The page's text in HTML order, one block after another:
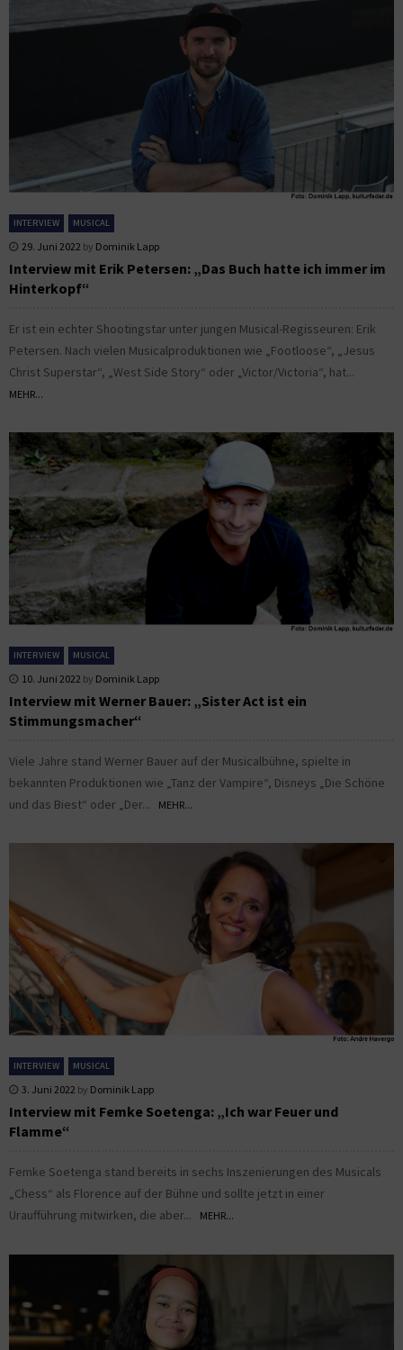
INTERVIEW MUSICAL
29. Juni 2022 by Dominik Lapp
Interview mit Erik Petersen: „Das Buch hatte ich immer im
Hinterkopf“
Er ist ein echter Shootingstar unter jungen Musical-Regisseuren: Erik
Petersen. Nach vielen Musicalproduktionen wie „Footloose“, „Jesus
Christ Superstar“, „West Side Story“ oder „Victor/Victoria“, hat...
MEHR...
INTERVIEW MUSICAL
10. Juni 2022 by Dominik Lapp
Interview mit Werner Bauer: „Sister Act ist ein
Stimmungsmacher“
Viele Jahre stand Werner Bauer auf der Musicalbühne, spielte in
bekannten Produktionen wie „Tanz der Vampire“, Disneys „Die Schöne
und das Biest“ oder „Der...
MEHR...
INTERVIEW MUSICAL
3. Juni 2022 by Dominik Lapp
Interview mit Femke Soetenga: „Ich war Feuer und
Flamme“
Femke Soetenga stand bereits in sechs Inszenierungen des Musicals
„Chess“ als Florence auf der Bühne und sollte jetzt in einer
Uraufführung mitwirken, die aber...
MEHR...